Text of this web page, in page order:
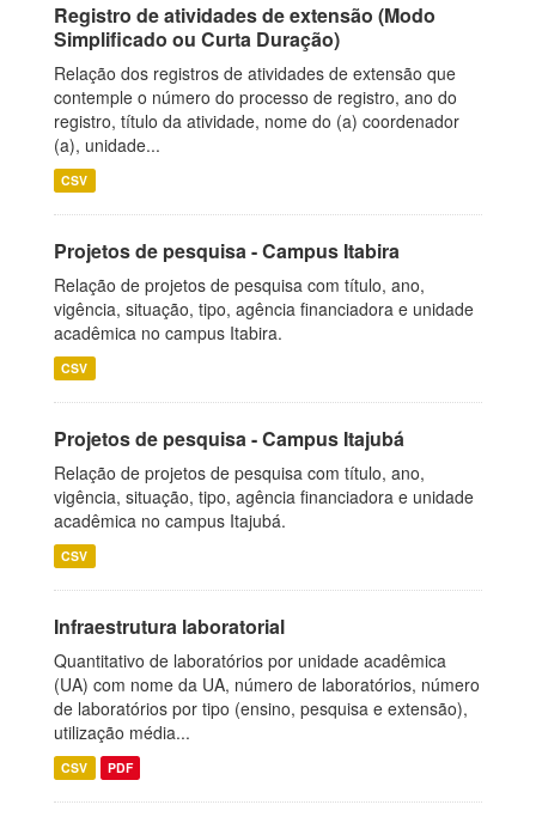
Registro de atividades de extensão (Modo
Simplificado ou Curta Duração)
Relação dos registros de atividades de extensão que
contemple o número do processo de registro, ano do
registro, título da atividade, nome do (a) coordenador
(a), unidade...
CSV
Projetos de pesquisa - Campus Itabira
Relação de projetos de pesquisa com título, ano,
vigência, situação, tipo, agência financiadora e unidade
acadêmica no campus Itabira.
CSV
Projetos de pesquisa - Campus Itajubá
Relação de projetos de pesquisa com título, ano,
vigência, situação, tipo, agência financiadora e unidade
acadêmica no campus Itajubá.
CSV
Infraestrutura laboratorial
Quantitativo de laboratórios por unidade acadêmica
(UA) com nome da UA, número de laboratórios, número
de laboratórios por tipo (ensino, pesquisa e extensão),
utilização média...
CSV PDF